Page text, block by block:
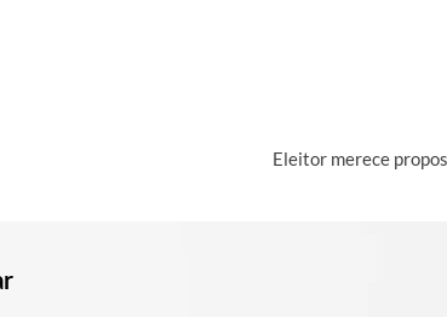
Eleitor merece